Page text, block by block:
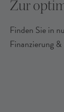
Zur
Finden Sie in
Finanzierung